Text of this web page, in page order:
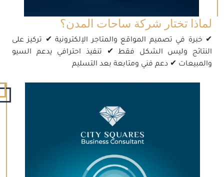
لماذا تختار شركة ساحات المدن؟
✔ خبرة في تصميم المواقع والمتاجر الإلكترونية ✔ تركيز على
النتائج وليس الشكل فقط ✔ تنفيذ احترافي يدعم السيو
والمبيعات ✔ دعم فني ومتابعة بعد التسليم